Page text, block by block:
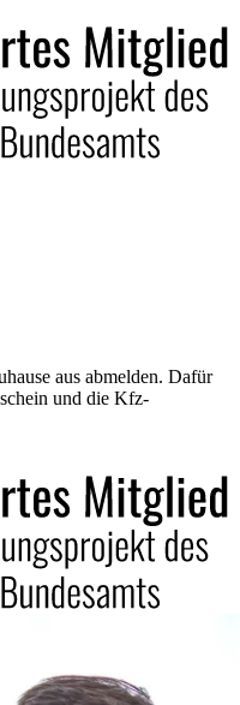
aus abmelden. Dafür
und die Kfz-